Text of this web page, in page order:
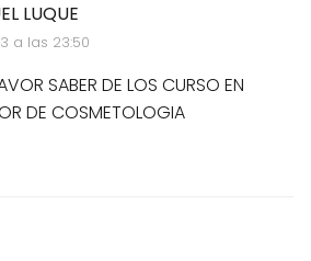
LUQUE
a las 23:50
SABER DE LOS CURSO EN
DE COSMETOLOGIA